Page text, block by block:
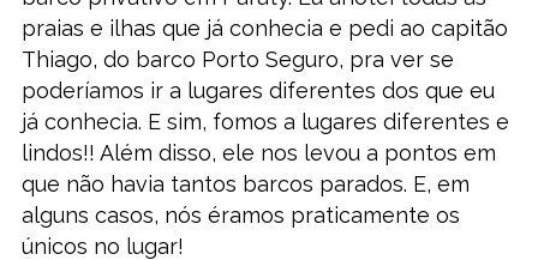
praias e ilhas que já conhecia e pedi ao capitão
Thiago, do barco Porto Seguro, pra ver se
poderíamos ir a lugares diferentes dos que eu
já conhecia. E sim, fomos a lugares diferentes e
lindos!! Além disso, ele nos levou a pontos em
que não havia tantos barcos parados. E, em
alguns casos, nós éramos praticamente os
únicos no lugar!